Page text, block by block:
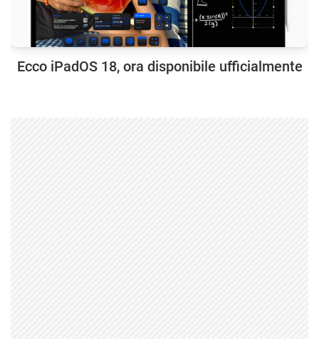
Ecco iPadOS 18, ora disponibile ufficialmente